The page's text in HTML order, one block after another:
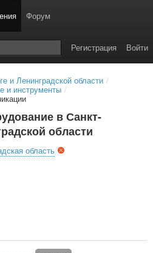
Форум
Войти
Регистрация
и Ленинградской области /
и инструменты /
в Санкт-
области
область